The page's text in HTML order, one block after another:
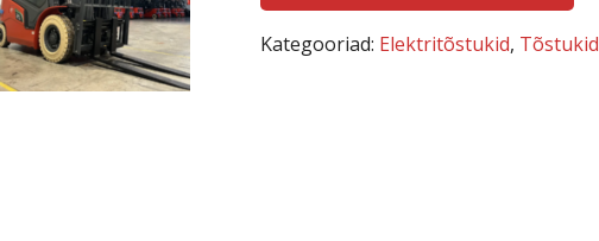
Kategooriad: Elektritõstukid, Tõstukid